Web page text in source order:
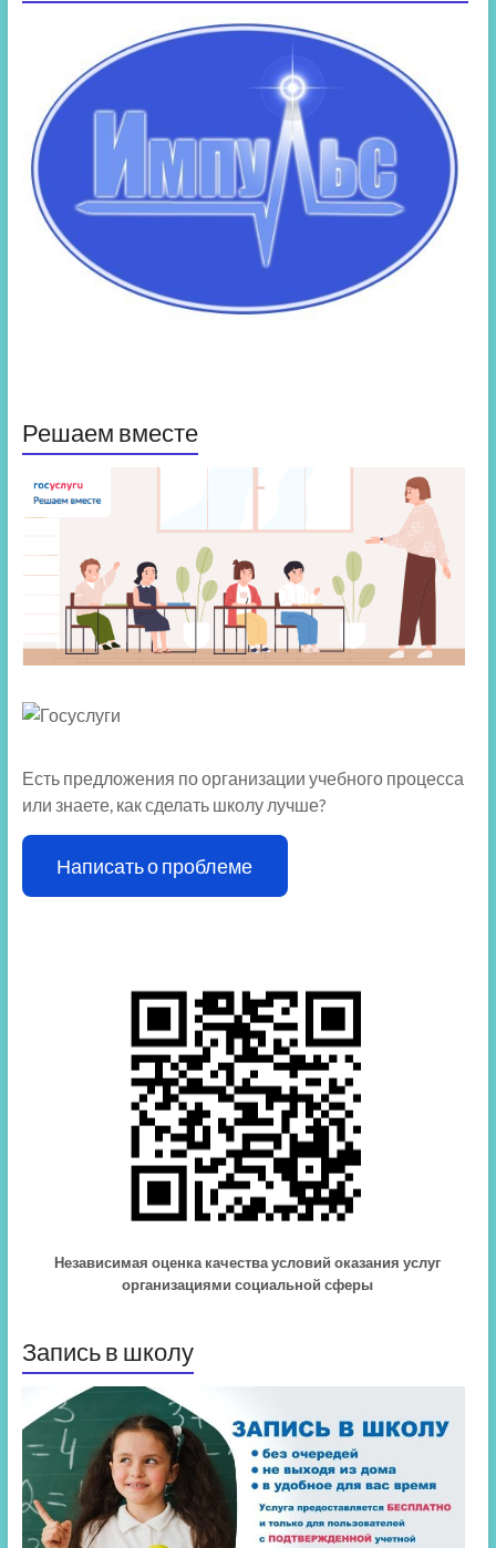
Решаем вместе
Есть предложения по организации учебного процесса
или знаете, как сделать школу лучше?
Написать о проблеме
Независимая оценка качества условий оказания услуг
организациями социальной сферы
Запись в школу